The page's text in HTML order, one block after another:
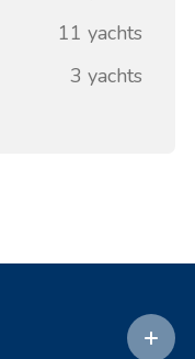
11 yachts
3 yachts